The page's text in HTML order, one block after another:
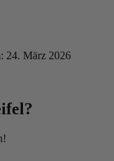
24. März 2026